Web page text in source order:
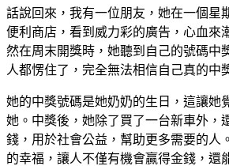
話說回來，我有一位朋友，她在一個星
便利商店，看到威力彩的廣告，心血來
然在周末開獎時，她聽到自己的號碼中
人都愣住了，完全無法相信自己真的中
她的中獎號碼是她奶奶的生日，這讓她
她。中獎後，她除了買了一台新車外，
錢，用於社會公益，幫助更多需要的人
的幸福，讓人不僅有機會贏得金錢，還